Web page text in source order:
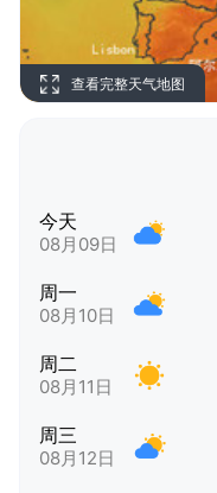
查看完整天气地图
今天
08月09日
周一
08月10日
周二
08月11日
周三
08月12日